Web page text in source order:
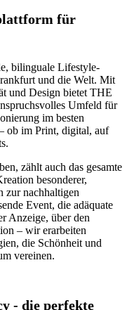
für
bilinguale Lifestyle-
und die Welt. Mit
und Design bietet THE
Umfeld für
im besten
ob im Print, digital, auf
zählt auch das gesamte
besonderer,
zur nachhaltigen
Event, die adäquate
Anzeige, über den
– wir erarbeiten
die Schönheit und
vereinen.
- die perfekte